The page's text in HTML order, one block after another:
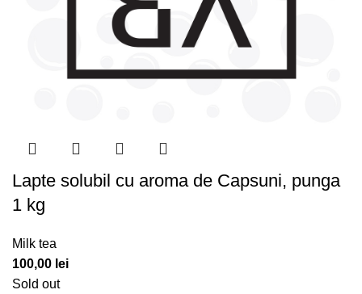
Lapte solubil cu aroma de Capsuni, punga
1 kg
Milk tea
100,00 lei
Sold out